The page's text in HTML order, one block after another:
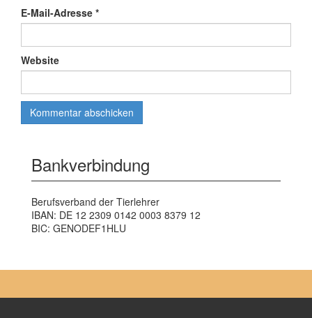
E-Mail-Adresse *
Website
Bankverbindung
Berufsverband der Tierlehrer
IBAN: DE 12 2309 0142 0003 8379 12
BIC: GENODEF1HLU